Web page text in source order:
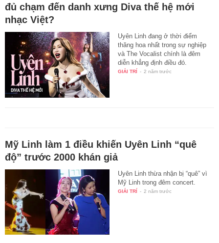
đủ chạm đến danh xưng Diva thế hệ mới
nhạc Việt?
Uyên Linh đang ở thời điểm
thăng hoa nhất trong sự nghiệp
và The Vocalist chính là đêm
diễn khẳng định điều đó.
GIẢI TRÍ - 2 năm trước
Mỹ Linh làm 1 điều khiến Uyên Linh “quê
độ” trước 2000 khán giả
Uyên Linh thừa nhận bị “quê” vì
Mỹ Linh trong đêm concert.
GIẢI TRÍ - 2 năm trước